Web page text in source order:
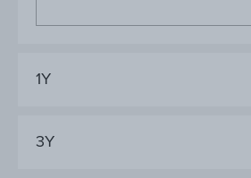
1Y
3Y